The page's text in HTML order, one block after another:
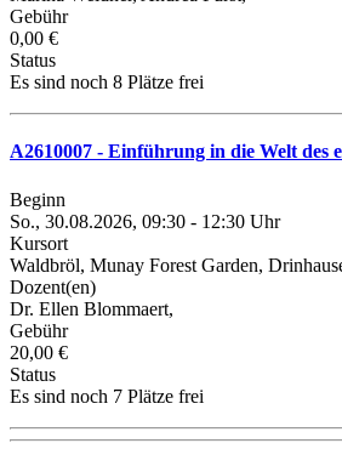
Gebühr
0,00 €
Status
Es sind noch 8 Plätze frei
A2610007 - Einführung in die Welt des
Beginn
So., 30.08.2026, 09:30 - 12:30 Uhr
Kursort
Waldbröl, Munay Forest Garden,
Dozent(en)
Dr. Ellen Blommaert,
Gebühr
20,00 €
Status
Es sind noch 7 Plätze frei